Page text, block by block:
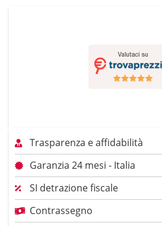
Trasparenza e affidabilità
Garanzia 24 mesi - Italia
SI detrazione fiscale
Contrassegno